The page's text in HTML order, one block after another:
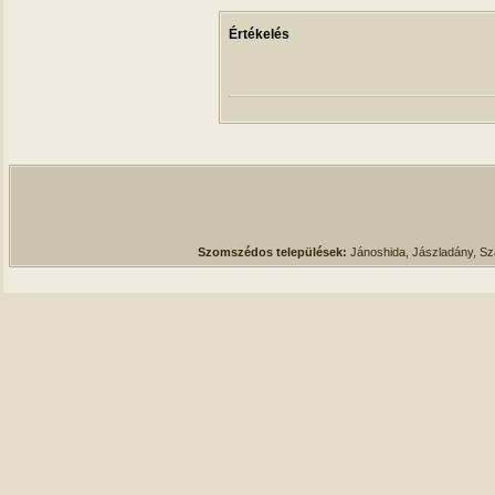
Értékelés
Szomszédos települések: Jánoshida, Jászladány,